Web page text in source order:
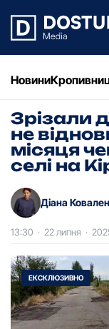
Новини
Зрізали
не
місяця
селі на
Діана
13:30 · 22 липня ·